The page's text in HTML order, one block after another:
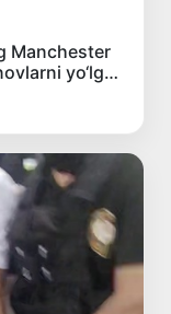
Manchester
yo‘lga